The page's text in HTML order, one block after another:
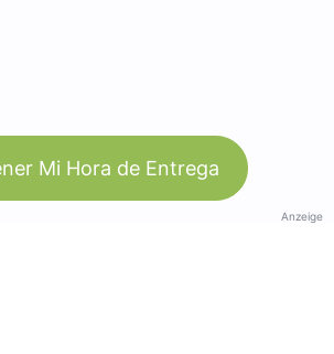
Mi Hora de Entrega
Anzeige